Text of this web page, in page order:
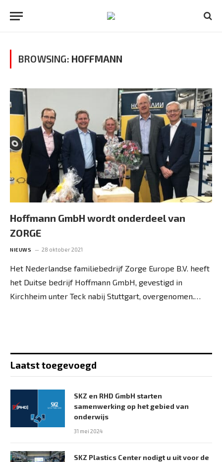
BROWSING: HOFFMANN
Hoffmann GmbH wordt onderdeel van
ZORGE
NIEUWS 28 oktober 2021
Het Nederlandse familiebedrijf Zorge Europe B.V. heeft
het Duitse bedrijf Hoffmann GmbH, gevestigd in
Kirchheim unter Teck nabij Stuttgart, overgenomen.…
Laatst toegevoegd
SKZ en RHD GmbH starten
samenwerking op het gebied van
onderwijs
31 mei 2024
SKZ Plastics Center nodigt u uit voor de